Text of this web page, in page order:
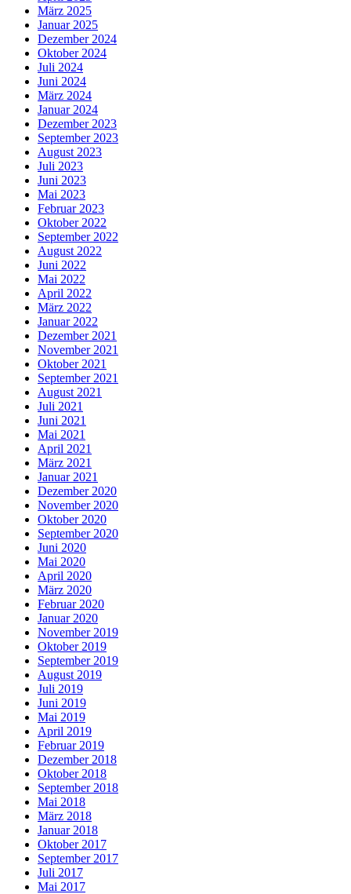
März 2025
Januar 2025
Dezember 2024
Oktober 2024
Juli 2024
Juni 2024
März 2024
Januar 2024
Dezember 2023
September 2023
August 2023
Juli 2023
Juni 2023
Mai 2023
Februar 2023
Oktober 2022
September 2022
August 2022
Juni 2022
Mai 2022
April 2022
März 2022
Januar 2022
Dezember 2021
November 2021
Oktober 2021
September 2021
August 2021
Juli 2021
Juni 2021
Mai 2021
April 2021
März 2021
Januar 2021
Dezember 2020
November 2020
Oktober 2020
September 2020
Juni 2020
Mai 2020
April 2020
März 2020
Februar 2020
Januar 2020
November 2019
Oktober 2019
September 2019
August 2019
Juli 2019
Juni 2019
Mai 2019
April 2019
Februar 2019
Dezember 2018
Oktober 2018
September 2018
Mai 2018
März 2018
Januar 2018
Oktober 2017
September 2017
Juli 2017
Mai 2017